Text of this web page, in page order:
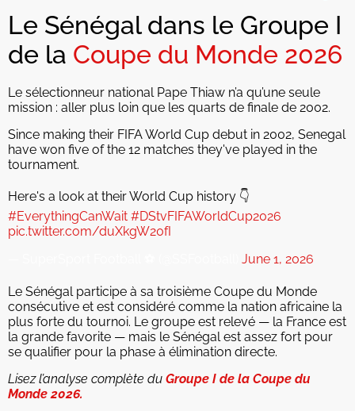
Le Sénégal dans le Groupe I
de la Coupe du Monde 2026
Le sélectionneur national Pape Thiaw n’a qu’une seule
mission : aller plus loin que les quarts de finale de 2002.
Since making their FIFA World Cup debut in 2002, Senegal
have won five of the 12 matches they've played in the
tournament.
Here's a look at their World Cup history 👇
#EverythingCanWait #DStvFIFAWorldCup2026
pic.twitter.com/duXkgW20fI
June 1, 2026
Le Sénégal participe à sa troisième Coupe du Monde
consécutive et est considéré comme la nation africaine la
plus forte du tournoi. Le groupe est relevé — la France est
la grande favorite — mais le Sénégal est assez fort pour
se qualifier pour la phase à élimination directe.
Lisez l’analyse complète du Groupe I de la Coupe du
Monde 2026.